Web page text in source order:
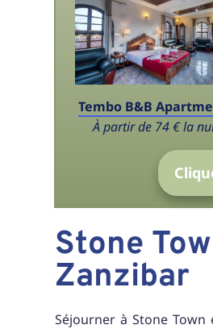
Tembo B&B
À partir de 74 € la
Stone
Zanzibar
Séjourner à Stone